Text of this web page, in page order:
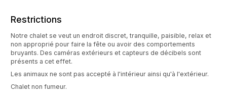
Restrictions
Notre chalet se veut un endroit discret, tranquille, paisible, relax et
non approprié pour faire la fête ou avoir des comportements
bruyants. Des caméras extérieurs et capteurs de décibels sont
présents a cet effet.
Les animaux ne sont pas accepté à l'intérieur ainsi qu'à l'extérieur.
Chalet non fumeur.